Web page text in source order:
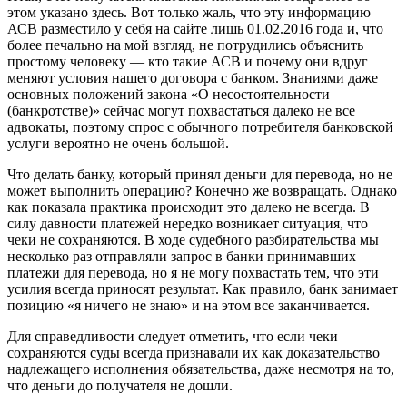
этом указано здесь. Вот только жаль, что эту информацию
АСВ разместило у себя на сайте лишь 01.02.2016 года и, что
более печально на мой взгляд, не потрудились объяснить
простому человеку — кто такие АСВ и почему они вдруг
меняют условия нашего договора с банком. Знаниями даже
основных положений закона «О несостоятельности
(банкротстве)» сейчас могут похвастаться далеко не все
адвокаты, поэтому спрос с обычного потребителя банковской
услуги вероятно не очень большой.
Что делать банку, который принял деньги для перевода, но не
может выполнить операцию? Конечно же возвращать. Однако
как показала практика происходит это далеко не всегда. В
силу давности платежей нередко возникает ситуация, что
чеки не сохраняются. В ходе судебного разбирательства мы
несколько раз отправляли запрос в банки принимавших
платежи для перевода, но я не могу похвастать тем, что эти
усилия всегда приносят результат. Как правило, банк занимает
позицию «я ничего не знаю» и на этом все заканчивается.
Для справедливости следует отметить, что если чеки
сохраняются суды всегда признавали их как доказательство
надлежащего исполнения обязательства, даже несмотря на то,
что деньги до получателя не дошли.